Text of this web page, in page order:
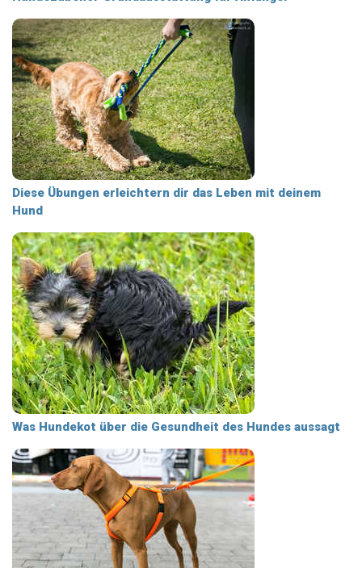
Diese Übungen erleichtern dir das Leben mit deinem
Hund
Was Hundekot über die Gesundheit des Hundes aussagt